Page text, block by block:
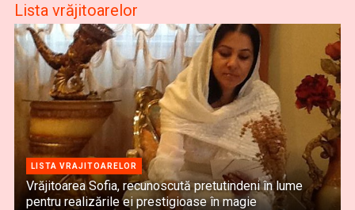
Lista vrăjitoarelor
LISTA VRAJITOARELOR
Vrăjitoarea Sofia, recunoscută pretutindeni în lume
pentru realizările ei prestigioase în magie